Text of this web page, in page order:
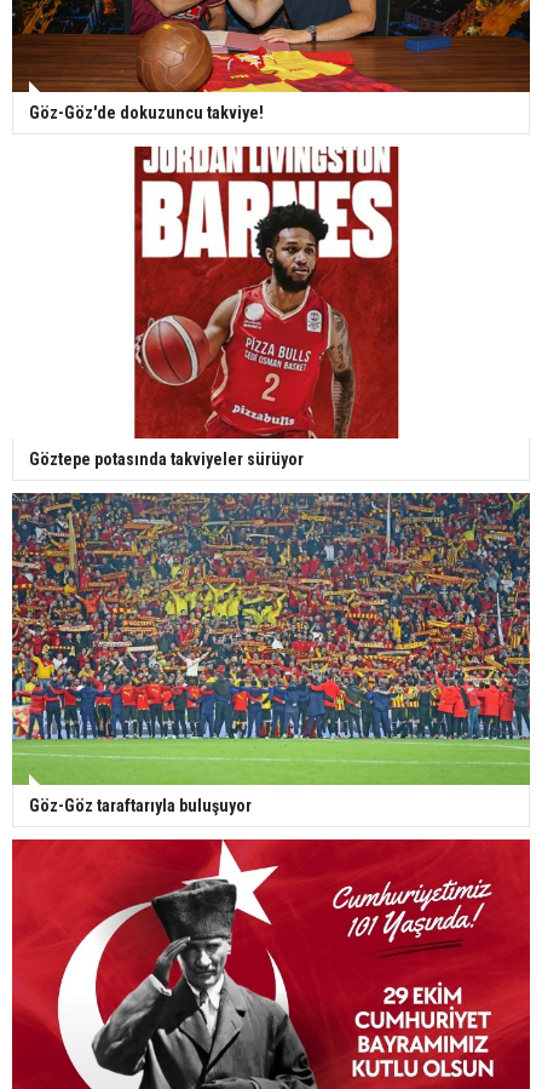
Göz-Göz'de dokuzuncu takviye!
Göztepe potasında takviyeler sürüyor
Göz-Göz taraftarıyla buluşuyor